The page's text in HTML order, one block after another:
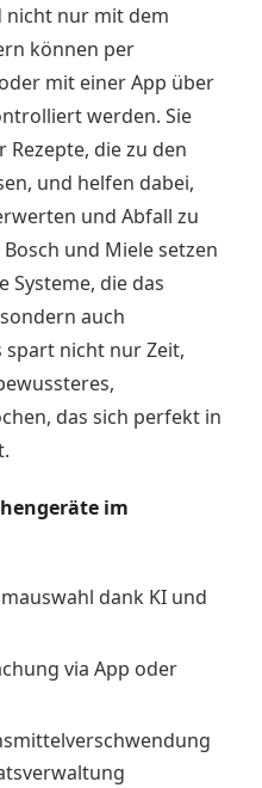
nicht nur mit dem
können per
mit einer App über
werden. Sie
die zu den
und helfen dabei,
und Abfall zu
und Miele setzen
Systeme, die das
auch
spart nicht nur Zeit,
das sich perfekt in
im
dank KI und
via App oder